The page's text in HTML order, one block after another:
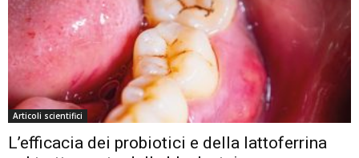
Articoli scientifici
L’efficacia dei probiotici e della lattoferrina